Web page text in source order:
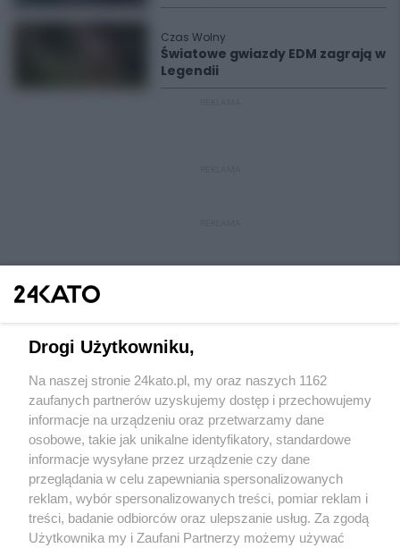
Czas Wolny
Światowe gwiazdy EDM zagrają w
Legendii
Wydawca mediów lokalnych
Nie zapomnij
zapoznać się z:
polityką prywatności regulamin korzystania z portali
Drogi Użytkowniku,
Na naszej stronie 24kato.pl, my oraz naszych 1162
zaufanych partnerów uzyskujemy dostęp i przechowujemy
informacje na urządzeniu oraz przetwarzamy dane
osobowe, takie jak unikalne identyfikatory, standardowe
informacje wysyłane przez urządzenie czy dane
przeglądania w celu zapewniania spersonalizowanych
reklam, wybór spersonalizowanych treści, pomiar reklam i
treści, badanie odbiorców oraz ulepszanie usług. Za zgodą
Użytkownika my i Zaufani Partnerzy możemy używać